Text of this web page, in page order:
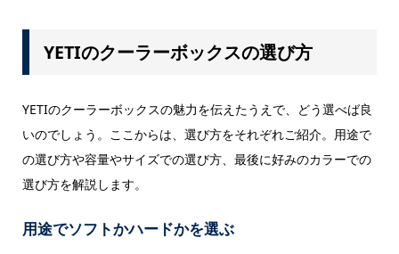
YETIのクーラーボックスの選び方
YETIのクーラーボックスの魅力を伝えたうえで、どう選べば良
いのでしょう。ここからは、選び方をそれぞれご紹介。用途で
の選び方や容量やサイズでの選び方、最後に好みのカラーでの
選び方を解説します。
用途でソフトかハードかを選ぶ